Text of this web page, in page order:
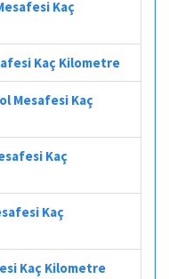
Kaç
Kaç Kilometre
Mesafesi Kaç
Kaç
Kaç
Kaç Kilometre